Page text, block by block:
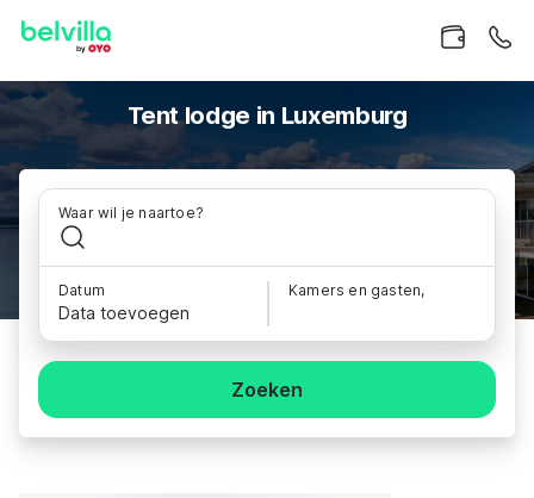
Tent lodge in Luxemburg
Waar wil je naartoe?
Datum
Data toevoegen
Kamers en gasten,
Zoeken